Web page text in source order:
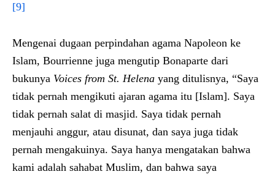
[9]
Mengenai dugaan perpindahan agama Napoleon ke
Islam, Bourrienne juga mengutip Bonaparte dari
bukunya Voices from St. Helena yang ditulisnya, “Saya
tidak pernah mengikuti ajaran agama itu [Islam]. Saya
tidak pernah salat di masjid. Saya tidak pernah
menjauhi anggur, atau disunat, dan saya juga tidak
pernah mengakuinya. Saya hanya mengatakan bahwa
kami adalah sahabat Muslim, dan bahwa saya